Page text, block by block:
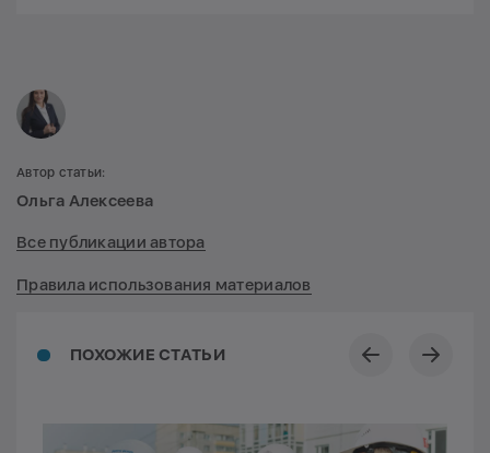
ПОХОЖИЕ СТАТЬИ
Автор статьи:
Ольга Алексеева
Все публикации автора
Правила использования материалов